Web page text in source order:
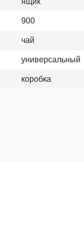
900
чай
универсальный
коробка